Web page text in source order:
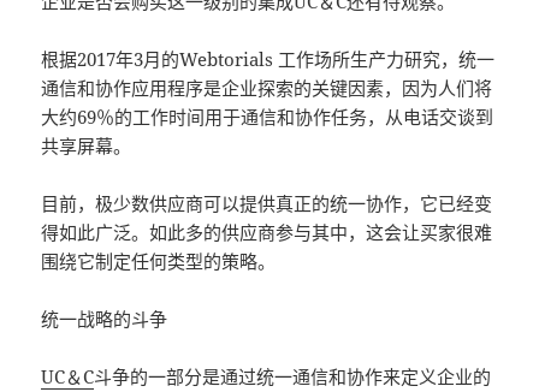
根据2017年3月的Webtorials 工作场所生产力研究，统一
通信和协作应用程序是企业探索的关键因素，因为人们将
大约69％的工作时间用于通信和协作任务，从电话交谈到
共享屏幕。
目前，极少数供应商可以提供真正的统一协作，它已经变
得如此广泛。如此多的供应商参与其中，这会让买家很难
围绕它制定任何类型的策略。
统一战略的斗争
UC＆C斗争的一部分是通过统一通信和协作来定义企业的